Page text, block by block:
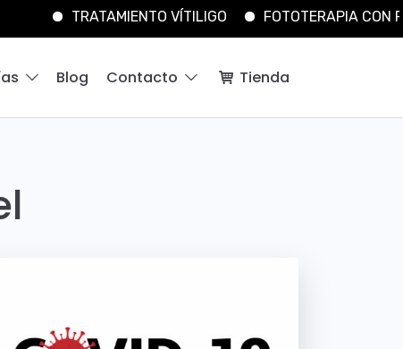
VÍTILIGO FOTOTERAPIA CON RESULTADOS
Blog Contacto Tienda